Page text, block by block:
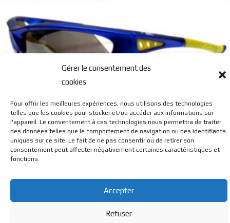
Gérer le consentement des
cookies
Pour offrir les meilleures expériences, nous utilisons des technologies
telles que les cookies pour stocker et/ou accéder aux informations sur
l'appareil. Le consentement à ces technologies nous permettra de traiter
des données telles que le comportement de navigation ou des identifiants
uniques sur ce site. Le fait de ne pas consentir ou de retirer son
consentement peut affecter négativement certaines caractéristiques et
fonctions.
Accepter
Refuser
JCL SPORT 007
© BL Optique - 22 Rue de la Cueille - 39170 Lavans Les St